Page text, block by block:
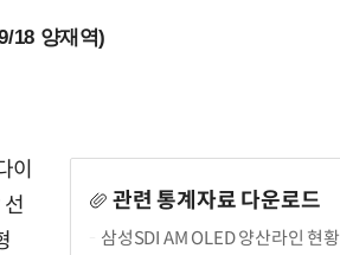
18 양재역)
관련 통계자료 다운로드
삼성SDI AM OLED 양산라인 현황
이